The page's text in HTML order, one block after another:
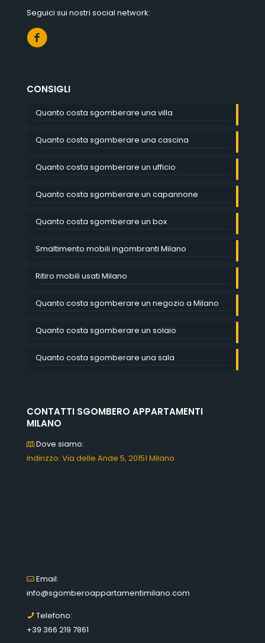
Seguici sui nostri social network:
CONSIGLI
Quanto costa sgomberare una villa
Quanto costa sgomberare una cascina
Quanto costa sgomberare un ufficio
Quanto costa sgomberare un capannone
Quanto costa sgomberare un box
Smaltimento mobili ingombranti Milano
Ritiro mobili usati Milano
Quanto costa sgomberare un negozio a Milano
Quanto costa sgomberare un solaio
Quanto costa sgomberare una sala
CONTATTI SGOMBERO APPARTAMENTI
MILANO
Dove siamo:
Indirizzo: Via delle Ande 5, 20151 Milano
Email:
info@sgomberoappartamentimilano.com
Telefono:
+39 366 219 7861